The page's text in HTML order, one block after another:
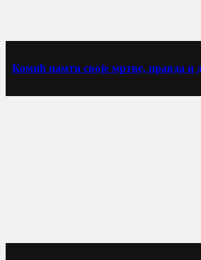
Комић памти своје мртве, правда и